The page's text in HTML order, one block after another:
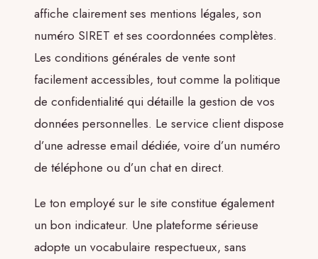
affiche clairement ses mentions légales, son
numéro SIRET et ses coordonnées complètes.
Les conditions générales de vente sont
facilement accessibles, tout comme la politique
de confidentialité qui détaille la gestion de vos
données personnelles. Le service client dispose
d’une adresse email dédiée, voire d’un numéro
de téléphone ou d’un chat en direct.
Le ton employé sur le site constitue également
un bon indicateur. Une plateforme sérieuse
adopte un vocabulaire respectueux, sans